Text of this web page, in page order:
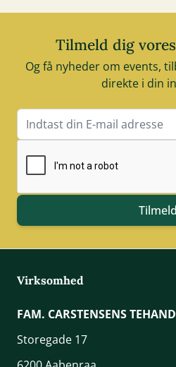
Tilmeld dig
Og få nyheder om events,
direkte i din
E-mail adresse
Tilmeld
Virksomhed
FAM. CARSTENSENS
Storegade 17